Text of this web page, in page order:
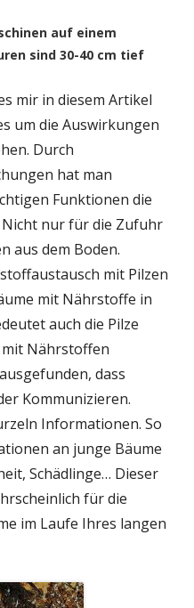
auf einem
sind 30-40 cm tief
mir in diesem Artikel
um die Auswirkungen
Durch
hat man
Funktionen die
nur für die Zufuhr
aus dem Boden.
mit Pilzen
mit Nährstoffe in
auch die Pilze
mit Nährstoffen
dass
Kommunizieren.
Informationen. So
an junge Bäume
Schädlinge… Dieser
für die
im Laufe Ihres langen